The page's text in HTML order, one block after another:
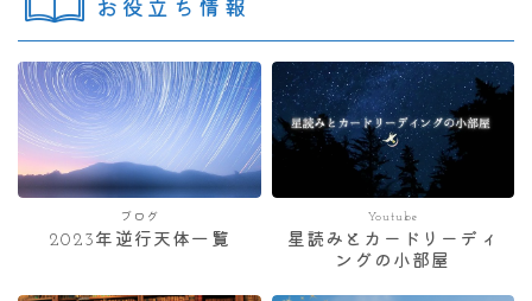
お役立ち情報
ブログ
2023年逆行天体一覧
Youtube
星読みとカードリーディ
ングの小部屋